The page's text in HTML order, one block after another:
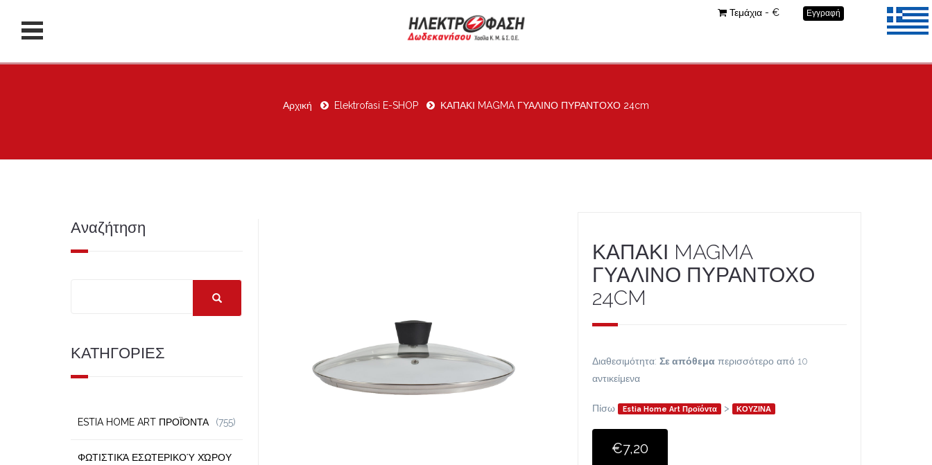
Εγγραφή
Τεμάχια - €
Αρχική Elektrofasi E-SHOP ΚΑΠΑΚΙ MAGMA ΓΥΑΛΙΝΟ ΠΥΡΑΝΤΟΧΟ 24cm
ΚΑΠΑΚΙ MAGMA
ΓΥΑΛΙΝΟ ΠΥΡΑΝΤΟΧΟ
24CM
Διαθεσιμότητα:Σε απόθεμα περισσότερο από 10
αντικείμενα
Πίσω Estia Home Art Προϊόντα > ΚΟΥΖΙΝΑ
€7,20
Αναζήτηση
ΚΑΤΗΓΟΡΙΕΣ
ESTIA HOME ART ΠΡΟΪΌΝΤΑ (755)
ΦΩΤΙΣΤΙΚΆ ΕΣΩΤΕΡΙΚΟΎ ΧΏΡΟΥ